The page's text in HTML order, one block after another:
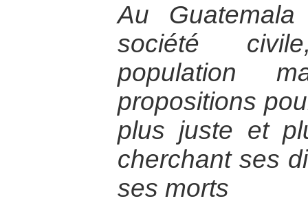
Au
société
population
propositions
plus juste et
cherchant ses
ses morts